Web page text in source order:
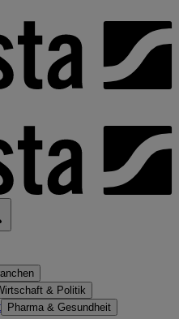
& Politik
Pharma & Gesundheit